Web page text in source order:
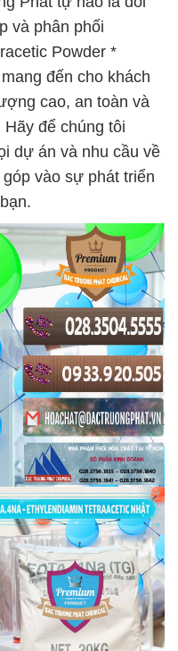
và phân phối
Powder *
đến cho khách
cao, an toàn và
để chúng tôi
dự án và nhu cầu về
vào sự phát triển